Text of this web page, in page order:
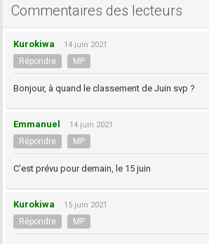
Commentaires des lecteurs
Kurokiwa 14 juin 2021
Répondre MP
Bonjour, à quand le classement de Juin svp ?
Emmanuel 14 juin 2021
Répondre MP
C'est prévu pour demain, le 15 juin
Kurokiwa 15 juin 2021
Répondre MP